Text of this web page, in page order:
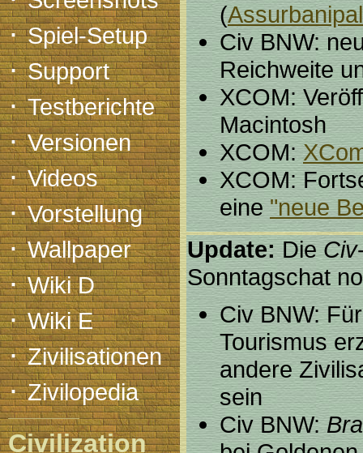
·Spiel-Setup
·Support
·Testberichte
·Versionen
·Videos
·Vorstellung
·Wallpaper
·Wiki D
·Wiki E
·Zivilisationen
·Zivilopedia
Civilization
(Assurbanipal
Civ BNW:
Reichweite
XCOM:
Macintosh
XCOM:
XCOM:
eine"neue
Update:DieCiv
Sonntagschat
Civ BNW:
Tourismus
andere
sein
Civ BNW: